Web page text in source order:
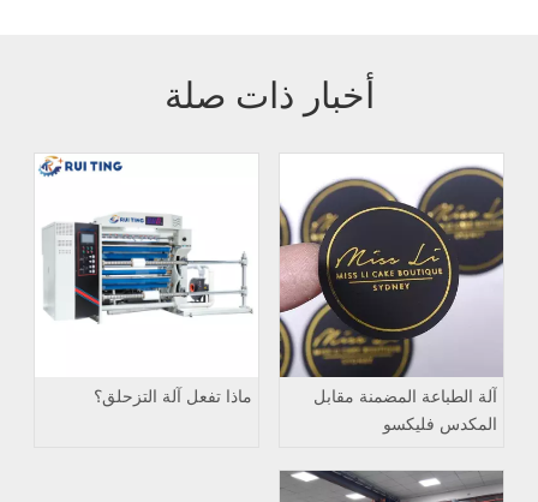
أخبار ذات صلة
آلة الطباعة المضمنة مقابل
المكدس فليكسو
ماذا تفعل آلة التزحلق؟